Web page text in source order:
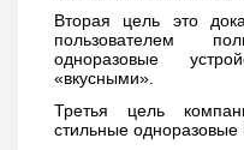
Вторая цель это
пользователем
одноразовые
«вкусными».
Третья цель
стильные одноразовые